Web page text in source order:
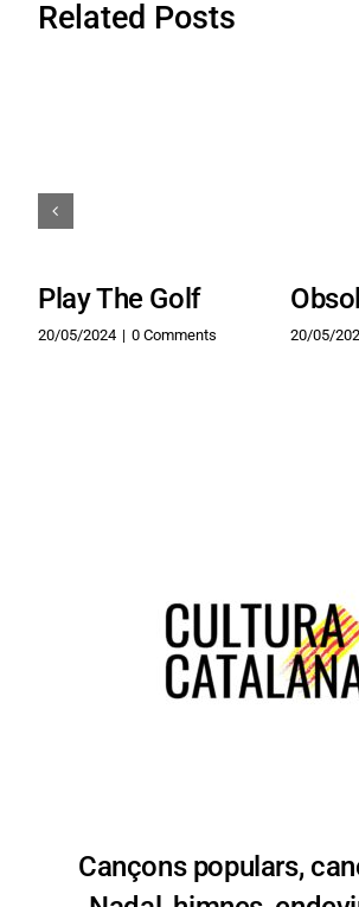
Related Posts
Play The Golf
20/05/2024 | 0 Comments 20/05/
Cançons populars,